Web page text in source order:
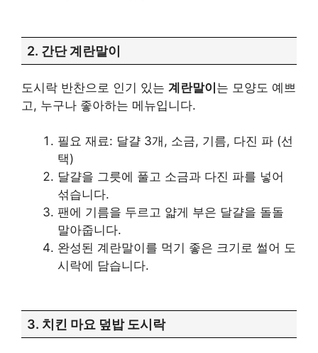
2. 간단 계란말이
도시락 반찬으로 인기 있는 계란말이는 모양도 예쁘
고, 누구나 좋아하는 메뉴입니다.
필요 재료: 달걀 3개, 소금, 기름, 다진 파 (선
택)
달걀을 그릇에 풀고 소금과 다진 파를 넣어
섞습니다.
팬에 기름을 두르고 얇게 부은 달걀을 돌돌
말아줍니다.
완성된 계란말이를 먹기 좋은 크기로 썰어 도
시락에 담습니다.
3. 치킨 마요 덮밥 도시락